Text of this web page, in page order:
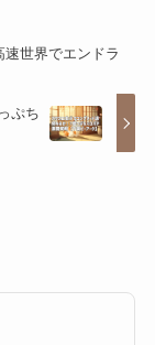
速世界でエンドラ
ぷち